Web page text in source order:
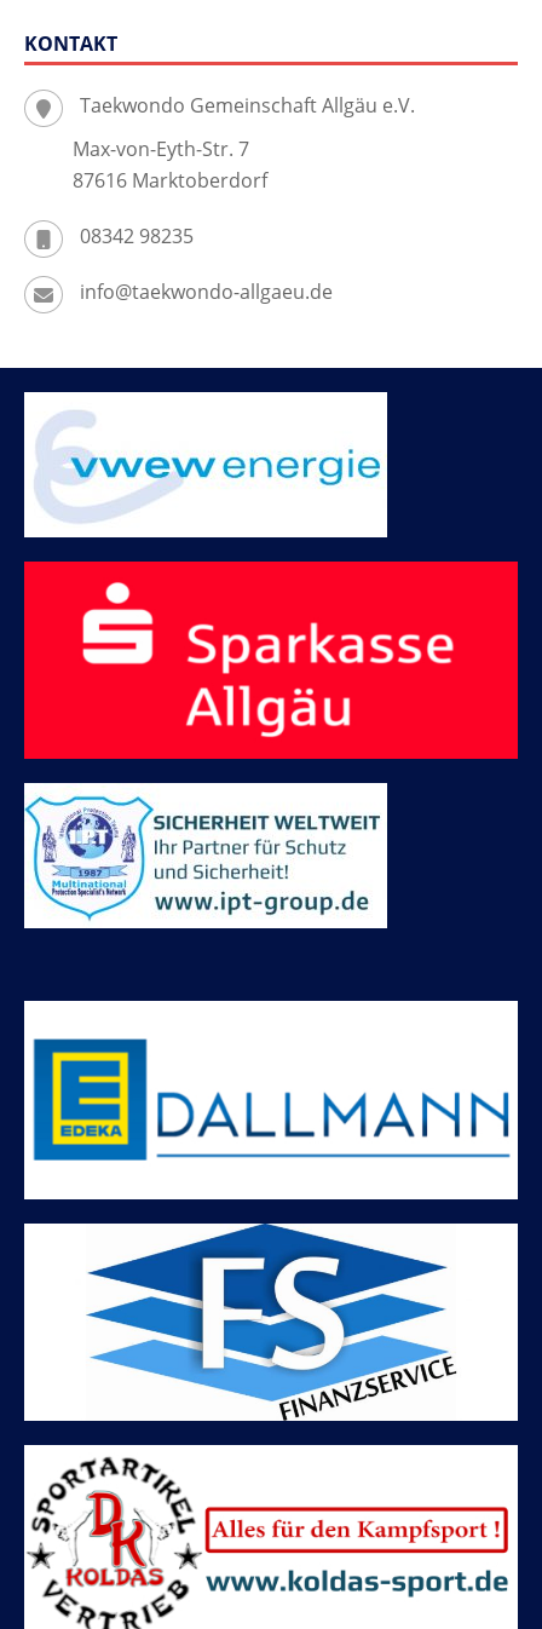
KONTAKT
Taekwondo Gemeinschaft Allgäu e.V.
Max-von-Eyth-Str. 7
87616 Marktoberdorf
08342 98235
info@taekwondo-allgaeu.de